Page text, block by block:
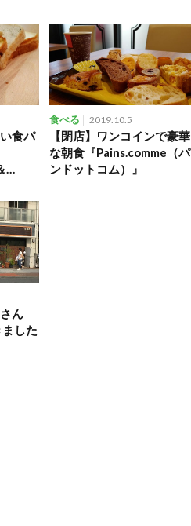
食パ
食べる 2019.10.5
【閉店】ワンコインで豪華
な朝食『Pains.comme（パ
ンドットコム）』
さん
した